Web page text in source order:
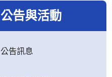
公告與活動
公告訊息